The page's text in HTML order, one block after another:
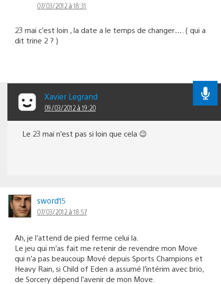
07/03/2012 à 18:31
23 mai c’est loin , la date a le temps de changer…. ( qui a
dit trine 2 ? )
Xavier Legrand
09/03/2012 à 19:20
Le 23 mai n’est pas si loin que cela 😉
sword15
07/03/2012 à 18:57
Ah, je l’attend de pied ferme celui la.
Le jeu qui m’as fait me retenir de revendre mon Move
qui n’a pas beaucoup Mové depuis Sports Champions et
Heavy Rain, si Child of Eden a assumé l’intérim avec brio,
de Sorcery dépend l’avenir de mon Move.